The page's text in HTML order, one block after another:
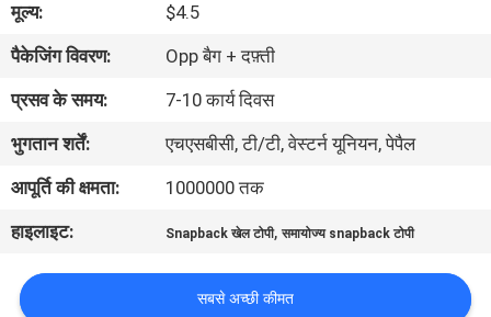
कारखाना
भ्रमण
गुणवत्ता
नियंत्रण
संपर्क
करें
मूल्य:
$4.5
पैकेजिंग विवरण:
Opp बैग + दफ़्ती
प्रसव के समय:
7-10 कार्य दिवस
भुगतान शर्तें:
एचएसबीसी, टी/टी, वेस्टर्न यूनियन, पेपैल
आपूर्ति की क्षमता:
1000000 तक
हाइलाइट:
Snapback खेल टोपी,समायोज्य snapback टोपी
सबसे अच्छी कीमत